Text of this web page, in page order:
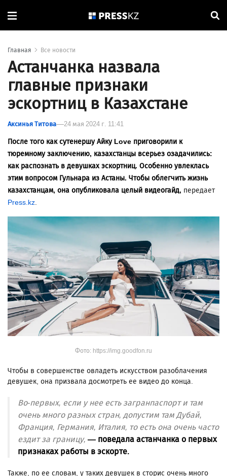
Главная Все новости
Астанчанка назвала
главные признаки
эскортниц в Казахстане
Аксинья Титова 24 мая 2024 г. 11:41
После того как сутенершу Айку Love приговорили к
тюремному заключению, казахстанцы всерьез озадачились:
как распознать в девушках эскортниц. Особенно увлеклась
этим вопросом Гульнара из Астаны. Чтобы облегчить жизнь
казахстанцам, она опубликовала целый видеогайд, передает
Press.kz.
Фото: https://img.goodfon.ru
Чтобы в совершенстве овладеть искусством разоблачения
девушек, она призвала досмотреть ее видео до конца.
Во-первых, если у нее есть загранпаспорт и там
очень много разных стран, допустим там Дубай,
Франция, Германия, Италия, то есть она очень часто
ездит за границу, — поведала астанчанка о первых
признаках работы в эскорте.
Также, по ее словам, у таких девушек в сторис очень много